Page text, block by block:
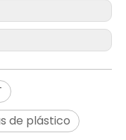
de plástico